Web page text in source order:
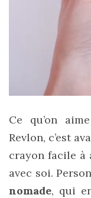
Batman
RSVP
Paris
16/05/2026
Ce qu’on
Revlon, c’est
crayon facile
avec soi.
nomade, qui